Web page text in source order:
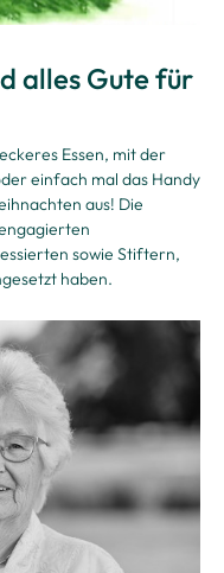
alles Gute für
Essen, mit der
einfach mal das Handy
aus! Die
sowie Stiftern,
haben.